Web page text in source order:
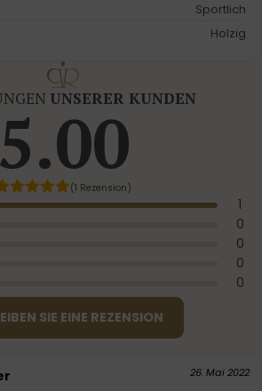
Sportlich
Holzig
UNSERER KUNDEN
5.00
(1 Rezension)
1
0
0
0
0
SIE EINE REZENSION
26. Mai 2022